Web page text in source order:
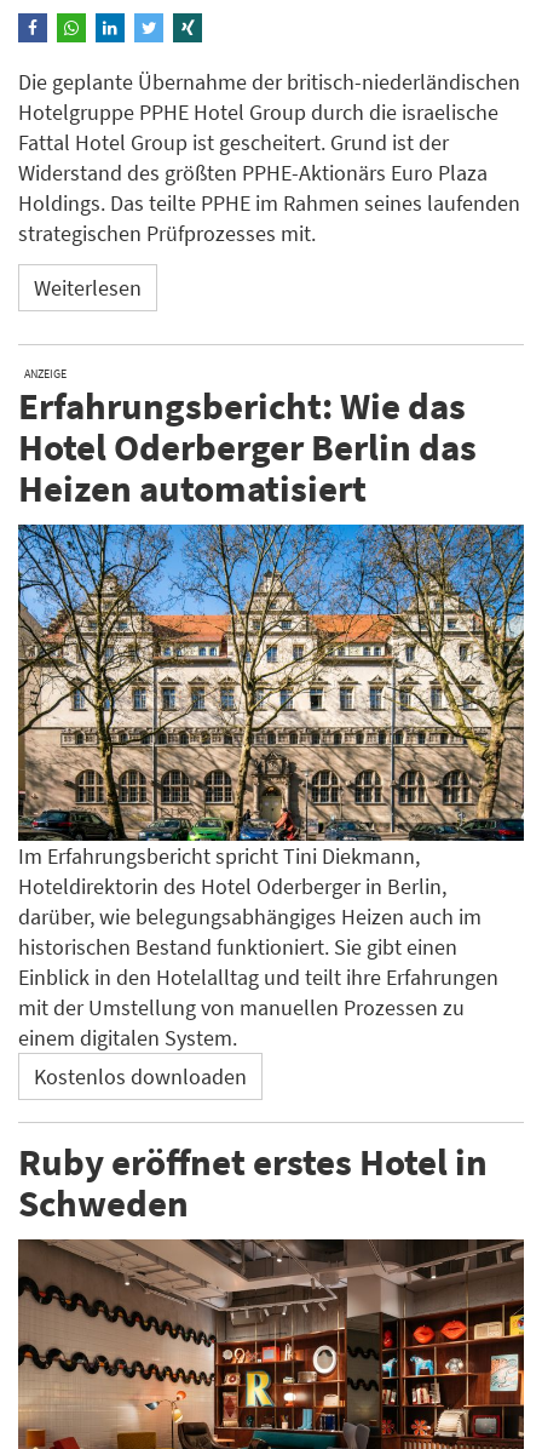
Die geplante Übernahme der britisch-niederländischen
Hotelgruppe PPHE Hotel Group durch die israelische
Fattal Hotel Group ist gescheitert. Grund ist der
Widerstand des größten PPHE-Aktionärs Euro Plaza
Holdings. Das teilte PPHE im Rahmen seines laufenden
strategischen Prüfprozesses mit.
Weiterlesen
ANZEIGE
Erfahrungsbericht: Wie das
Hotel Oderberger Berlin das
Heizen automatisiert
Im Erfahrungsbericht spricht Tini Diekmann,
Hoteldirektorin des Hotel Oderberger in Berlin,
darüber, wie belegungsabhängiges Heizen auch im
historischen Bestand funktioniert. Sie gibt einen
Einblick in den Hotelalltag und teilt ihre Erfahrungen
mit der Umstellung von manuellen Prozessen zu
einem digitalen System.
Kostenlos downloaden
Ruby eröffnet erstes Hotel in
Schweden